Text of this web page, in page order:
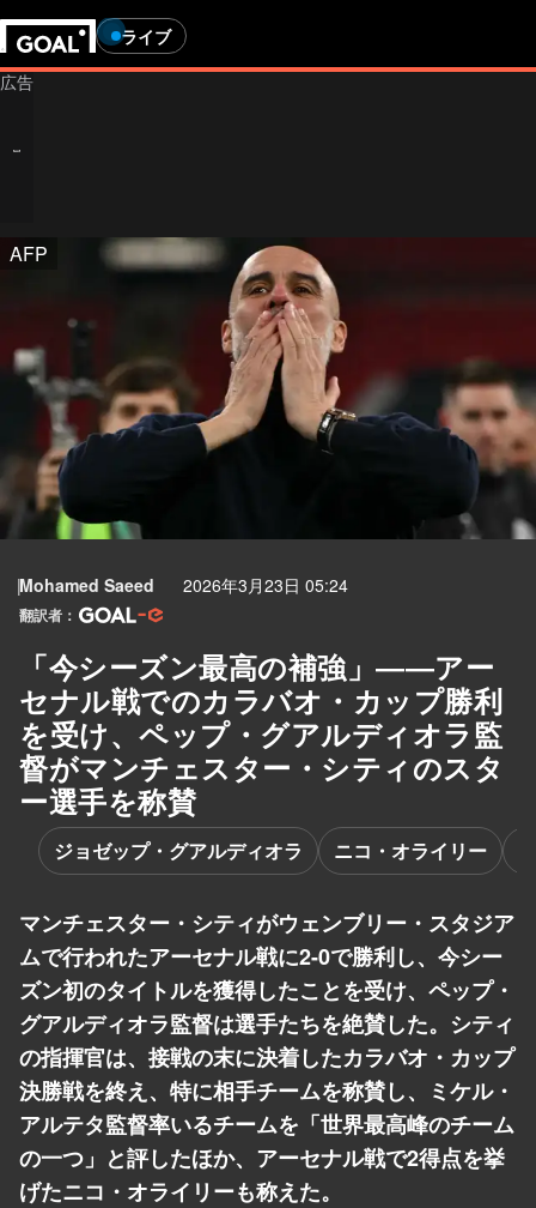
ライブ
AFP
Mohamed Saeed 2026年3月23日 05:24
翻訳者：
「今シーズン最高の補強」――アー
セナル戦でのカラバオ・カップ勝利
を受け、ペップ・グアルディオラ監
督がマンチェスター・シティのスタ
ー選手を称賛
ジョゼップ・グアルディオラ ニコ・オライリー
マンチェスター・シティがウェンブリー・スタジア
ムで行われたアーセナル戦に2-0で勝利し、今シー
ズン初のタイトルを獲得したことを受け、ペップ・
グアルディオラ監督は選手たちを絶賛した。シティ
の指揮官は、接戦の末に決着したカラバオ・カップ
決勝戦を終え、特に相手チームを称賛し、ミケル・
アルテタ監督率いるチームを「世界最高峰のチーム
の一つ」と評したほか、アーセナル戦で2得点を挙
げたニコ・オライリーも称えた。